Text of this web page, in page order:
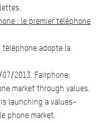
: le premier téléphone
téléphone adopte la
2013. Fairphone:
market through values.
launching a values-
phone market.